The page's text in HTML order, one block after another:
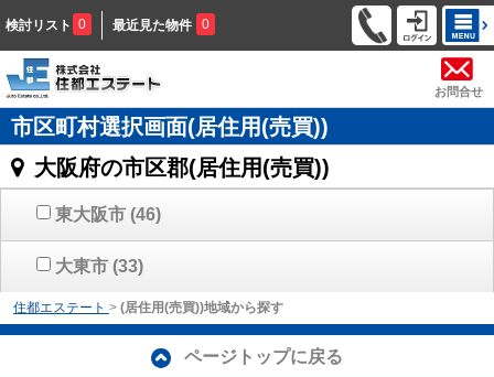
検討リスト 0 最近見た物件 0
お問合せ
市区町村選択画面(居住用(売買))
大阪府の市区郡(居住用(売買))
東大阪市 (46)
大東市 (33)
住都エステート > (居住用(売買))地域から探す
ページトップに戻る